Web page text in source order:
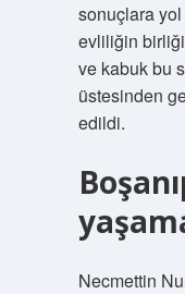
sonuçlara yol
evliliğin
ve kabuk bu
üstesinden
edildi.
Necmettin